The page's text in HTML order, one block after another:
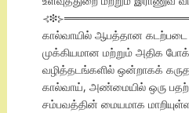
கால்வாயில் ஆபத்தான
முக்கியமான மற்றும் அதிக
வழித்தடங்களில் ஒன்றாகக்
கால்வாய், அண்மையில் ஒரு
சம்பவத்தின் மையமாக